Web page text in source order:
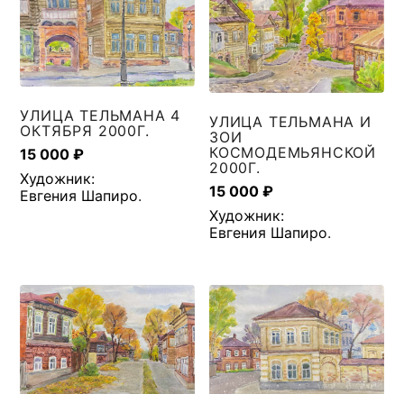
УЛИЦА ТЕЛЬМАНА 4
ОКТЯБРЯ 2000Г.
15 000₽
Художник:
Евгения Шапиро.
УЛИЦА ТЕЛЬМАНА И
ЗОИ
КОСМОДЕМЬЯНСКОЙ
2000Г.
15 000₽
Художник:
Евгения Шапиро.